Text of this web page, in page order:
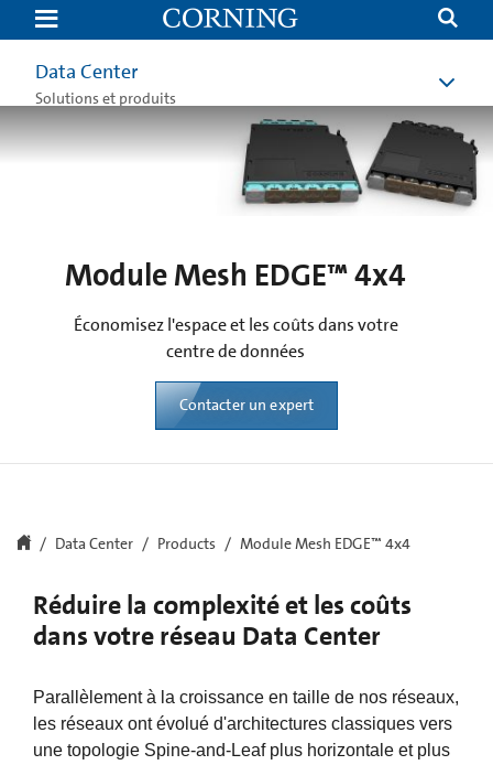
Module
Mesh
EDGE™
Data
Center
Leaf-
Spine
Data Center
Solutions et produits
Module Mesh EDGE™ 4x4
Économisez l'espace et les coûts dans votre
centre de données
Contacter un expert
Data Center Products Module Mesh EDGE™ 4x4
Réduire la complexité et les coûts
dans votre réseau Data Center
Parallèlement à la croissance en taille de nos réseaux,
les réseaux ont évolué d'architectures classiques vers
une topologie Spine-and-Leaf plus horizontale et plus